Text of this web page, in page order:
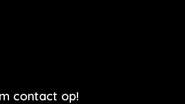
contact op!